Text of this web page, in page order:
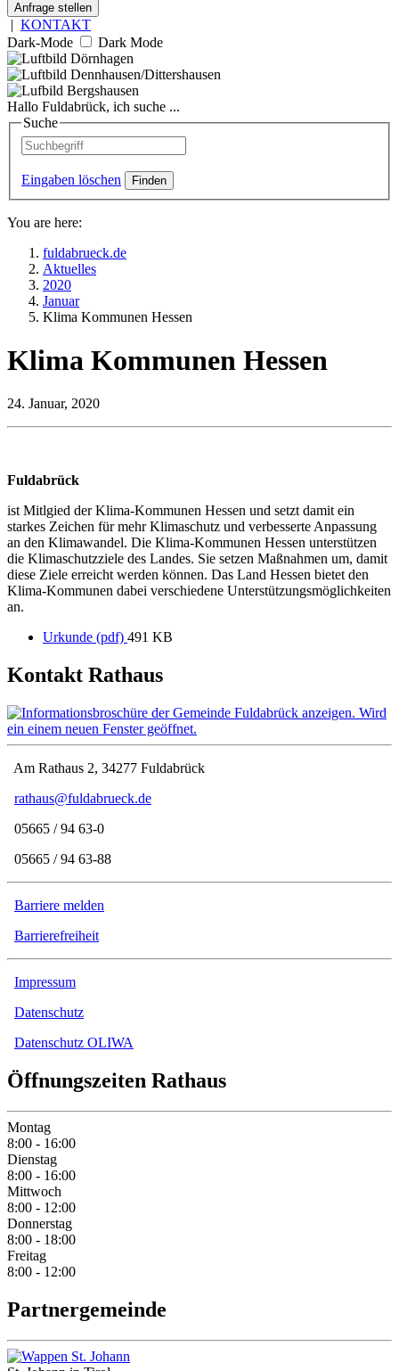
Anfrage stellen
| KONTAKT
Dark-Mode
Dark Mode
Hallo Fuldabrück, ich suche ...
Suche
Eingaben löschen
You are here:
fuldabrueck.de
Aktuelles
2020
Januar
Klima Kommunen Hessen
Klima Kommunen Hessen
24. Januar, 2020
Fuldabrück
ist Mitlgied der Klima-Kommunen Hessen und setzt damit ein
starkes Zeichen für mehr Klimaschutz und verbesserte Anpassung
an den Klimawandel. Die Klima-Kommunen Hessen unterstützen
die Klimaschutzziele des Landes. Sie setzen Maßnahmen um, damit
diese Ziele erreicht werden können. Das Land Hessen bietet den
Klima-Kommunen dabei verschiedene Unterstützungsmöglichkeiten
an.
Urkunde (pdf) 491 KB
Kontakt Rathaus
Am Rathaus 2, 34277 Fuldabrück
rathaus@fuldabrueck.de
05665 / 94 63-0
05665 / 94 63-88
Barriere melden
Barrierefreiheit
Impressum
Datenschutz
Datenschutz OLIWA
Öffnungszeiten Rathaus
Montag
8:00 - 16:00
Dienstag
8:00 - 16:00
Mittwoch
8:00 - 12:00
Donnerstag
8:00 - 18:00
Freitag
8:00 - 12:00
Partnergemeinde